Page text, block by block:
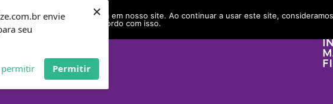
envie
seu
permitir Permitir
×
tenha a melhor experiência em nosso site. Ao continuar a usar este site,
acordo com isso.